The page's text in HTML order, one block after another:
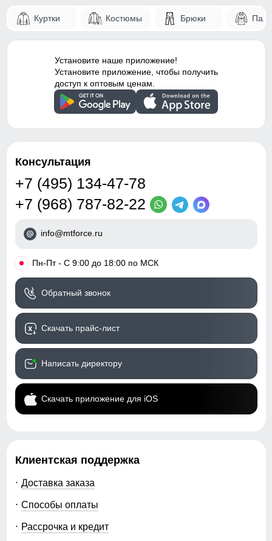
Куртки Костюмы Брюки
Установите наше приложение!
Установите приложение, чтобы получить
доступ к оптовым ценам.
Консультация
+7 (495) 134-47-78
+7 (968) 787-82-22
info@mtforce.ru
• Пн-Пт - С 9:00 до 18:00 по МСК
Обратный звонок
Скачать прайс-лист
Написать директору
Скачать приложение для iOS
Клиентская поддержка
Доставка заказа
Способы оплаты
Рассрочка и кредит